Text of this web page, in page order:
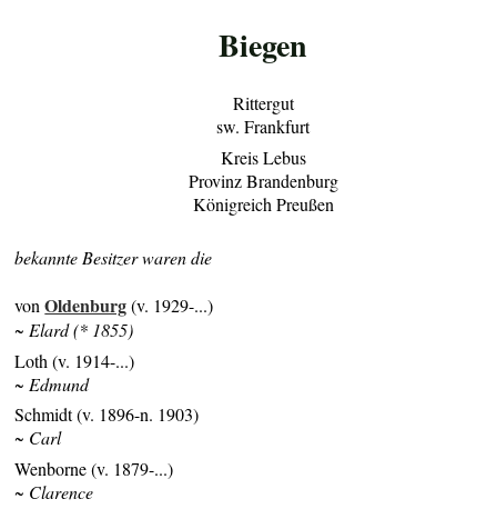
Biegen
Rittergut
sw. Frankfurt
Kreis Lebus
Provinz Brandenburg
Königreich Preußen
bekannte Besitzer waren die
vonOldenburg(v. 1929-...)
~ Elard (* 1855)
Loth (v. 1914-...)
~ Edmund
Schmidt (v. 1896-n. 1903)
~ Carl
Wenborne (v. 1879-...)
~ Clarence